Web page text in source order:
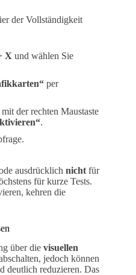
der Vollständigkeit
X und wählen Sie
per
der rechten Maustaste
.
ausdrücklich nicht für
für kurze Tests.
kehren die
über die visuellen
jedoch können
deutlich reduzieren. Das